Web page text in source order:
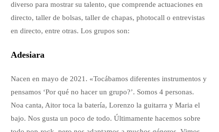
diverso para mostrar su talento, que comprende actuaciones en
directo, taller de bolsas, taller de chapas, photocall o entrevistas
en directo, entre otras. Los grupos son:
Adesiara
Nacen en mayo de 2021. «Tocábamos diferentes instrumentos y
pensamos ‘Por qué no hacer un grupo?’. Somos 4 personas.
Noa canta, Aitor toca la batería, Lorenzo la guitarra y Maria el
bajo. Nos gusta un poco de todo. Últimamente hacemos sobre